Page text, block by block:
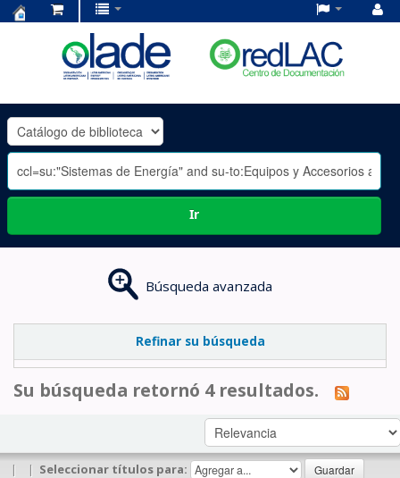
OLADE
-
Ir
Búsqueda avanzada
Refinar su búsqueda
Su búsqueda retornó 4 resultados.
| | Seleccionar títulos para: